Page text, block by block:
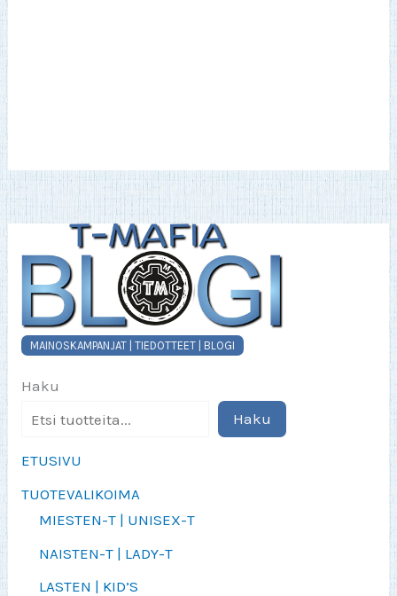
MAINOSKAMPANJAT | TIEDOTTEET | BLOGI
Haku
Haku
ETUSIVU
TUOTEVALIKOIMA
MIESTEN-T | UNISEX-T
NAISTEN-T | LADY-T
LASTEN | KID’S